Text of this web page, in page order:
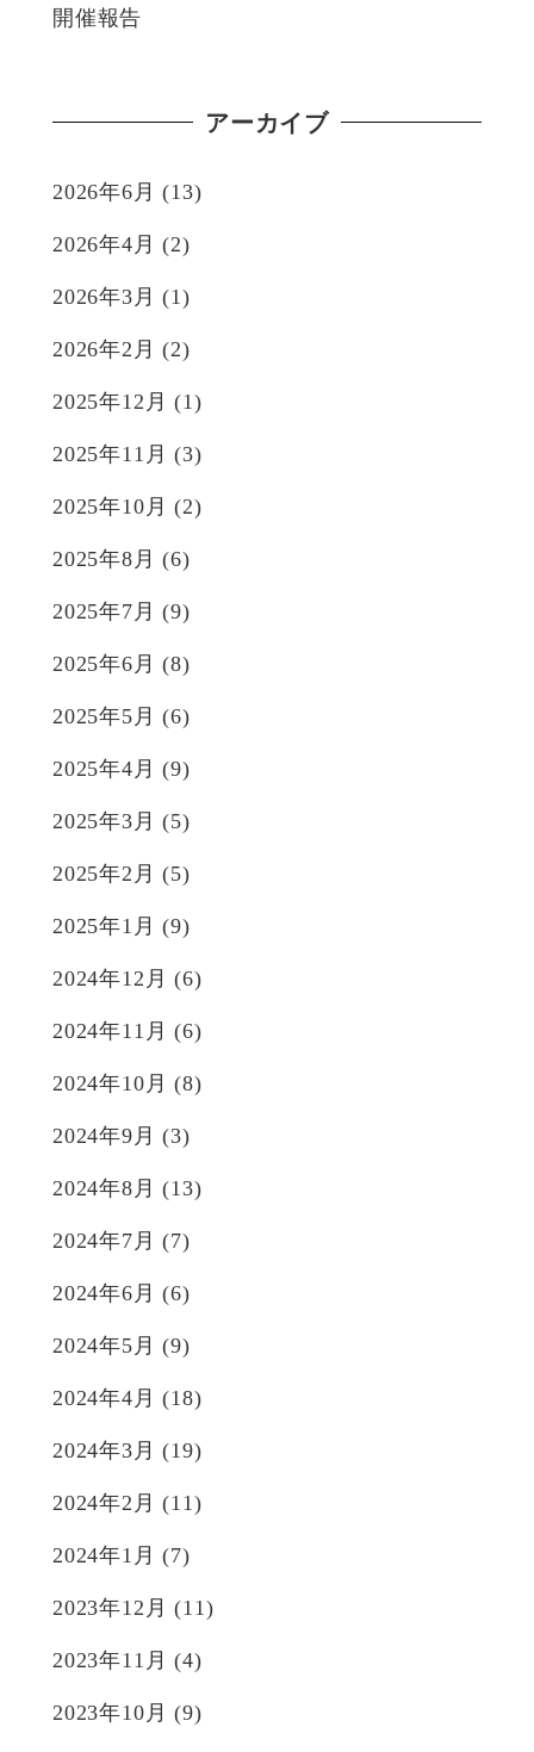
開催報告
アーカイブ
2026年6月 (13)
2026年4月 (2)
2026年3月 (1)
2026年2月 (2)
2025年12月 (1)
2025年11月 (3)
2025年10月 (2)
2025年8月 (6)
2025年7月 (9)
2025年6月 (8)
2025年5月 (6)
2025年4月 (9)
2025年3月 (5)
2025年2月 (5)
2025年1月 (9)
2024年12月 (6)
2024年11月 (6)
2024年10月 (8)
2024年9月 (3)
2024年8月 (13)
2024年7月 (7)
2024年6月 (6)
2024年5月 (9)
2024年4月 (18)
2024年3月 (19)
2024年2月 (11)
2024年1月 (7)
2023年12月 (11)
2023年11月 (4)
2023年10月 (9)